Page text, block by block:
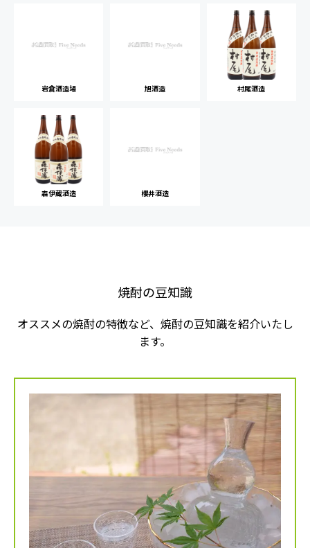
岩倉酒造場 旭酒造 村尾酒造
森伊蔵酒造 櫻井酒造
焼酎の豆知識
オススメの焼酎の特徴など、焼酎の豆知識を紹介いたし
ます。